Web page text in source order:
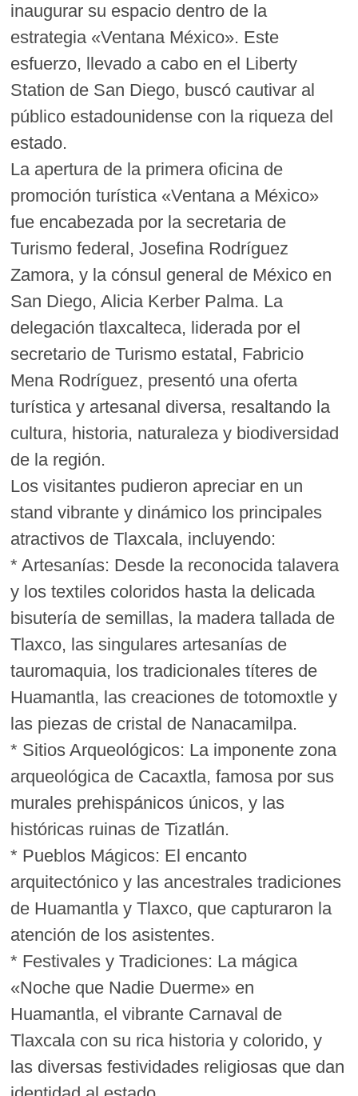
inaugurar su espacio dentro de la
estrategia «Ventana México». Este
esfuerzo, llevado a cabo en el Liberty
Station de San Diego, buscó cautivar al
público estadounidense con la riqueza del
estado.
La apertura de la primera oficina de
promoción turística «Ventana a México»
fue encabezada por la secretaria de
Turismo federal, Josefina Rodríguez
Zamora, y la cónsul general de México en
San Diego, Alicia Kerber Palma. La
delegación tlaxcalteca, liderada por el
secretario de Turismo estatal, Fabricio
Mena Rodríguez, presentó una oferta
turística y artesanal diversa, resaltando la
cultura, historia, naturaleza y biodiversidad
de la región.
Los visitantes pudieron apreciar en un
stand vibrante y dinámico los principales
atractivos de Tlaxcala, incluyendo:
* Artesanías: Desde la reconocida talavera
y los textiles coloridos hasta la delicada
bisutería de semillas, la madera tallada de
Tlaxco, las singulares artesanías de
tauromaquia, los tradicionales títeres de
Huamantla, las creaciones de totomoxtle y
las piezas de cristal de Nanacamilpa.
* Sitios Arqueológicos: La imponente zona
arqueológica de Cacaxtla, famosa por sus
murales prehispánicos únicos, y las
históricas ruinas de Tizatlán.
* Pueblos Mágicos: El encanto
arquitectónico y las ancestrales tradiciones
de Huamantla y Tlaxco, que capturaron la
atención de los asistentes.
* Festivales y Tradiciones: La mágica
«Noche que Nadie Duerme» en
Huamantla, el vibrante Carnaval de
Tlaxcala con su rica historia y colorido, y
las diversas festividades religiosas que dan